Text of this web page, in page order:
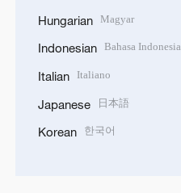
Hungarian Magyar
Indonesian Bahasa Indonesia
Italian Italiano
Japanese 日本語
Korean 한국어